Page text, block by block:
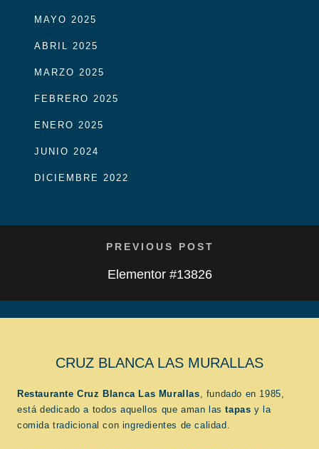
MAYO 2025
ABRIL 2025
MARZO 2025
FEBRERO 2025
ENERO 2025
JUNIO 2024
DICIEMBRE 2022
PREVIOUS POST
Elementor #13826
CRUZ BLANCA LAS MURALLAS
Restaurante Cruz Blanca Las Murallas, fundado en 1985,
está dedicado a todos aquellos que aman lastapasy la
comida tradicional con ingredientes de calidad.